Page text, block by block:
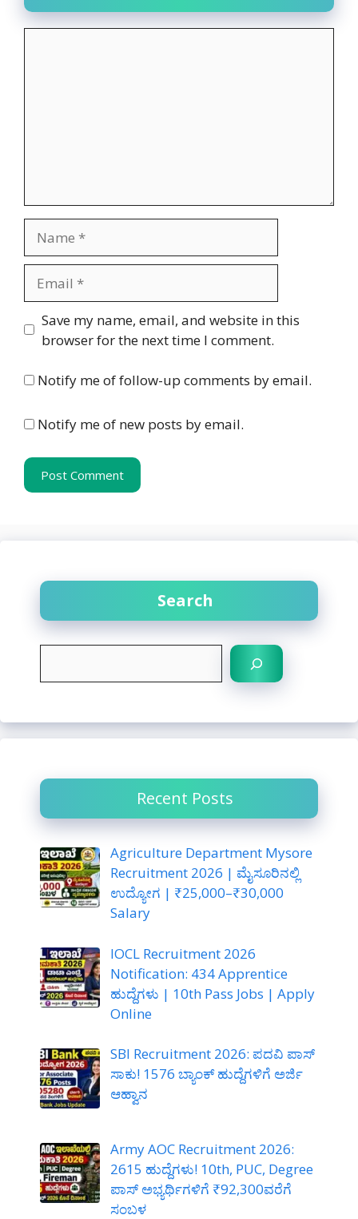
Website
Save my name, email, and website in this
browser for the next time I comment.
Notify me of follow-up comments by email.
Notify me of new posts by email.
Search
c
Recent Posts
Agriculture Department Mysore
Recruitment 2026 | ಮೈಸೂರಿನಲ್ಲಿ
ಉದ್ಯೋಗ | ₹25,000–₹30,000
Salary
IOCL Recruitment 2026
Notification: 434 Apprentice
ಹುದ್ದೆಗಳು | 10th Pass Jobs | Apply
Online
SBI Recruitment 2026: ಪದವಿ ಪಾಸ್
ಸಾಕು! 1576 ಬ್ಯಾಂಕ್ ಹುದ್ದೆಗಳಿಗೆ ಅರ್ಜಿ
ಆಹ್ವಾನ
Army AOC Recruitment 2026:
2615 ಹುದ್ದೆಗಳು! 10th, PUC, Degree
ಪಾಸ್ ಅಭ್ಯರ್ಥಿಗಳಿಗೆ ₹92,300ವರೆಗೆ
ಸಂಬಳ